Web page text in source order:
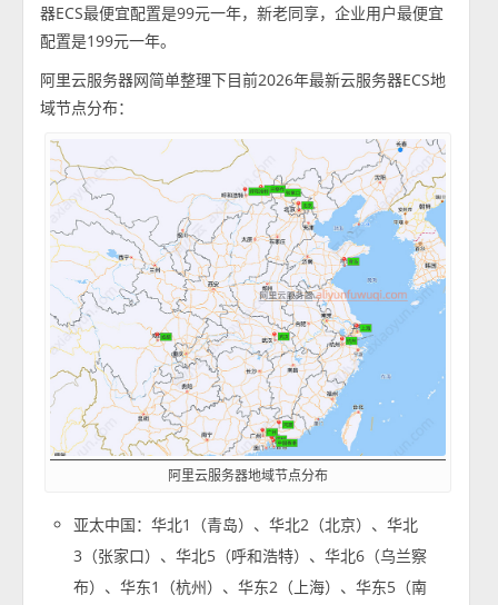
器ECS最便宜配置是99元一年，新老同享，企业用户最便宜
配置是199元一年。
阿里云服务器网简单整理下目前2026年最新云服务器ECS地
域节点分布：
阿里云服务器地域节点分布
亚太中国：华北1（青岛）、华北2（北京）、华北
3（张家口）、华北5（呼和浩特）、华北6（乌兰察
布）、华东1（杭州）、华东2（上海）、华东5（南